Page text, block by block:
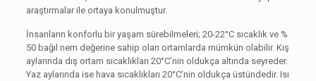
araştırmalar ile ortaya konulmuştur.
İnsanların konforlu bir yaşam sürebilmeleri; 20-22°C sıcaklık ve %
50 bağıl nem değerine sahip olan ortamlarda mümkün olabilir. Kış
aylarında dış ortam sıcaklıkları 20°C’nin oldukça altında seyreder.
Yaz aylarında ise hava sıcaklıkları 20°C’nin oldukça üstündedir. Isı